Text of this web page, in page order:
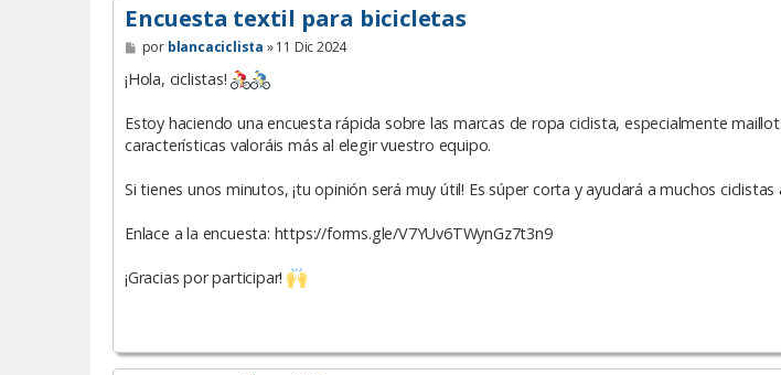
Encuesta textil para bicicletas
M
e
n
j
e
por blancaciclista »11 Dic 2024
¡Hola, ciclistas!
Estoy haciendo una encuesta rápida sobre las marcas de ropa ciclista, especialmente
características valoráis más al elegir vuestro equipo.
Si tienes unos minutos, ¡tu opinión será muy útil! Es súper corta y ayudará a muchos
Enlace a la encuesta: https://forms.gle/V7YUv6TWynGz7t3n9
¡Gracias por participar!